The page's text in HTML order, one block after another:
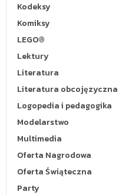
Kodeksy
Komiksy
LEGO®
Lektury
Literatura
Literatura obcojęzyczna
Logopedia i pedagogika
Modelarstwo
Multimedia
Oferta Nagrodowa
Oferta Świąteczna
Party